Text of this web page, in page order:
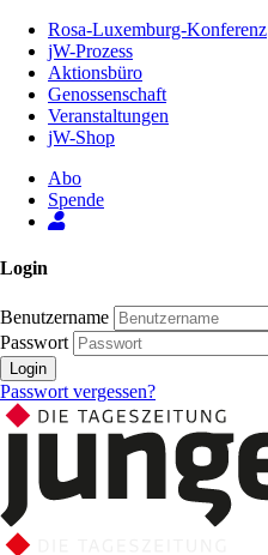
Inhalt
Seite
Rosa-Luxemburg-Konferenz
jW-Prozess
Aktionsbüro
Genossenschaft
Veranstaltungen
jW-Shop
Abo
Spende
Login
Benutzername
Passwort
Login
Passwort vergessen?